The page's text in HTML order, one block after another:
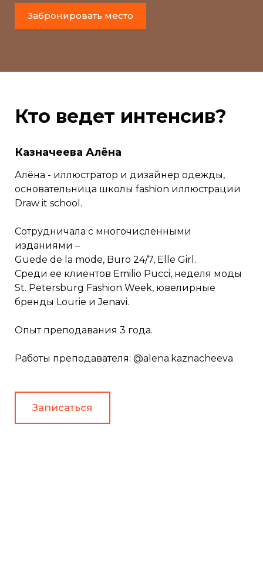
Забронировать место
Кто ведет интенсив?
Казначеева Алёна
Алёна - иллюстратор и дизайнер одежды,
основательница школы fashion иллюстрации
Draw it school.
Сотрудничала с многочисленными
изданиями –
Guede de la mode, Buro 24/7, Elle Girl.
Среди ее клиентов Emilio Pucci, неделя моды
St. Petersburg Fashion Week, ювелирные
бренды Lourie и Jenavi.
Опыт преподавания 3 года.
Работы преподавателя: @alena.kaznacheeva
Записаться